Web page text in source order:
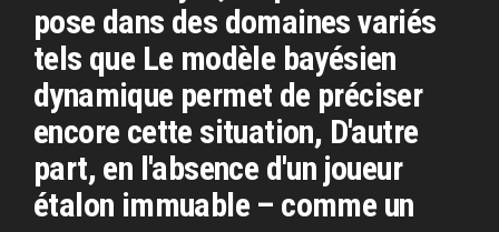
pose dans des domaines variés
tels que Le modèle bayésien
dynamique permet de préciser
encore cette situation, D'autre
part, en l'absence d'un joueur
étalon immuable – comme un